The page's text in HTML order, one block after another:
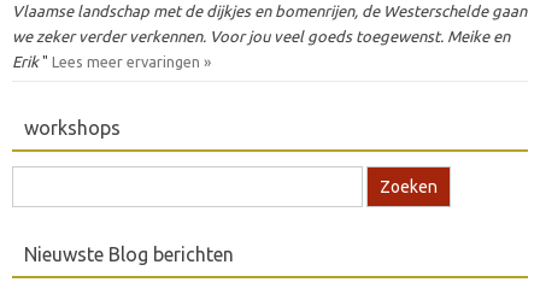
Vlaamse landschap met de dijkjes en bomenrijen, de Westerschelde gaan
we zeker verder verkennen. Voor jou veel goeds toegewenst. Meike en
Erik" Lees meer ervaringen »
workshops
Nieuwste Blog berichten